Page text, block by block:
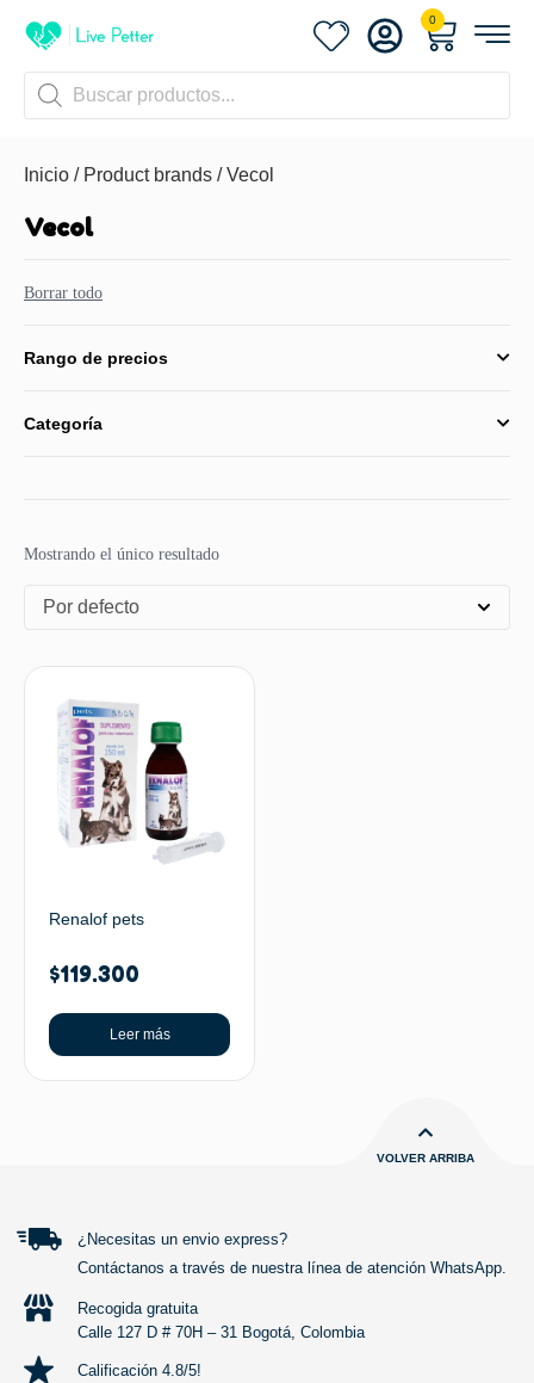
0
Inicio / Product brands / Vecol
Vecol
Borrar todo
Rango de precios
Categoría
Mostrando el único resultado
Por defecto
Renalof pets
$119.300
Leer más
VOLVER ARRIBA
¿Necesitas un envio express?
Contáctanos a través de nuestra línea de atención WhatsApp.
Recogida gratuita
Calle 127 D # 70H – 31 Bogotá, Colombia
Calificación 4.8/5!